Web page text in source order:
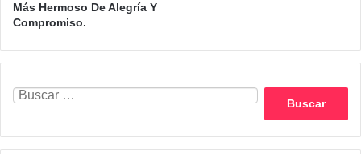
Más Hermoso De Alegría Y
Compromiso.